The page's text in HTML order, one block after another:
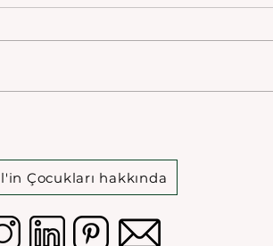
Çocukları hakkında